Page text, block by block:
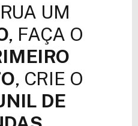
UM
, FAÇA O
, CRIE O
DE